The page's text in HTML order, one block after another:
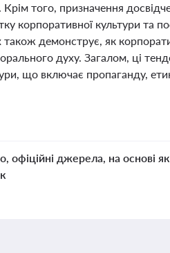
того, призначення
корпоративної культури та
демонструє, як
духу. Загалом, ці
що включає пропаганду,
офіційні джерела, на основі